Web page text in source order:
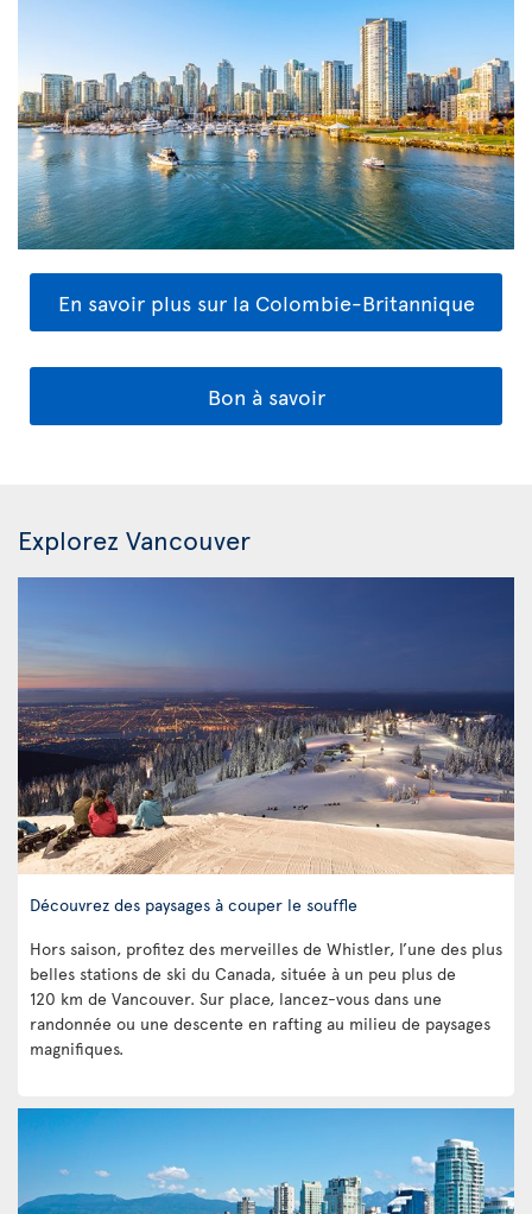
En savoir plus sur la Colombie-Britannique
Bon à savoir
Explorez Vancouver
Découvrez des paysages à couper le souffle
Hors saison, profitez des merveilles de Whistler, l’une des plus
belles stations de ski du Canada, située à un peu plus de
120 km de Vancouver. Sur place, lancez-vous dans une
randonnée ou une descente en rafting au milieu de paysages
magnifiques.